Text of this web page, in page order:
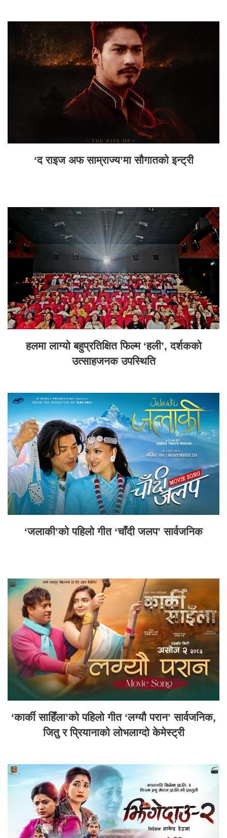
‘द राइज अफ साम्राज्य’मा सौगातको इन्ट्री
हलमा लाग्यो बहुप्रतिक्षित फिल्म ‘हली’, दर्शकको
उत्साहजनक उपस्थिति
‘जलाकी’को पहिलो गीत ‘चाँदी जलप’ सार्वजनिक
‘कार्की साहिँला’को पहिलो गीत ‘लग्यौ परान’ सार्वजनिक,
जितु र प्रियानाको लोभलाग्दो केमेस्ट्री